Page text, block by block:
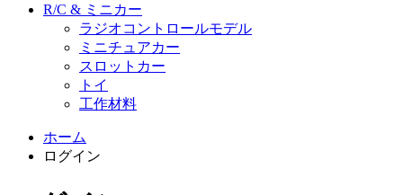
R/C & ミニカー
ラジオコントロールモデル
ミニチュアカー
スロットカー
トイ
工作材料
ホーム
ログイン